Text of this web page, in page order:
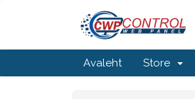
Avaleht Store